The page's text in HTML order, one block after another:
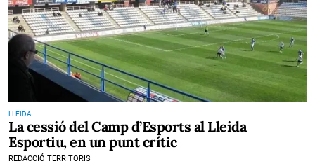
LLEIDA
La cessió del Camp d’Esports al Lleida
Esportiu, en un punt crític
REDACCIÓ TERRITORIS